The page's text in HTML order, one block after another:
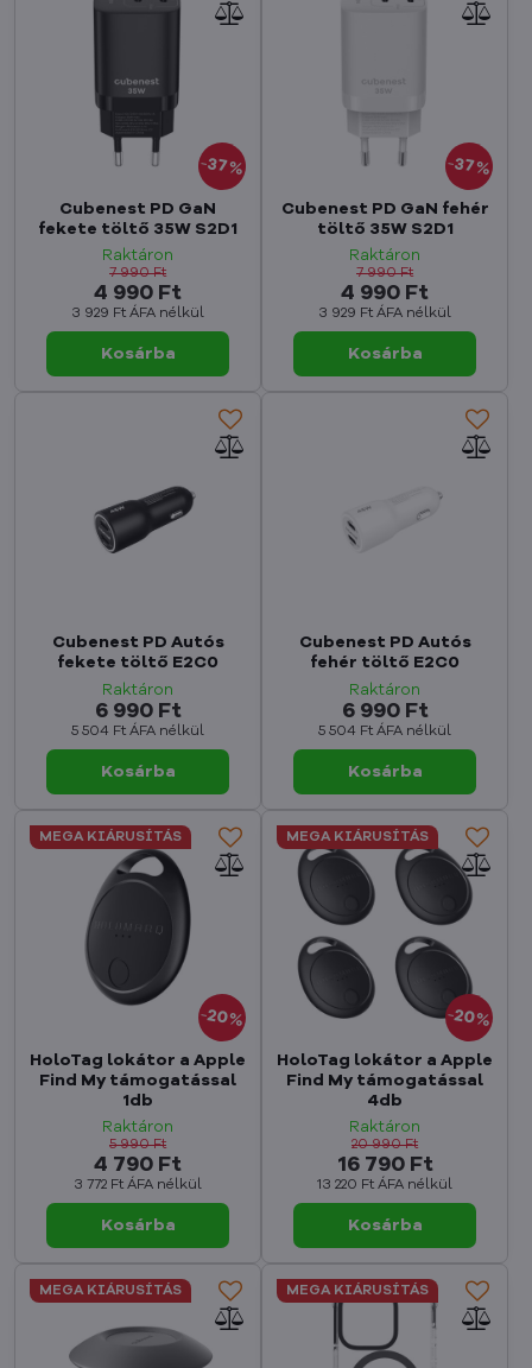
37%
Cubenest PD GaN
fekete töltő 35W S2D1
Raktáron
4 990 Ft
3 929 Ft ÁFA nélkül
7 990 Ft
Kosárba
37%
Cubenest PD GaN fehér
töltő 35W S2D1
Raktáron
4 990 Ft
3 929 Ft ÁFA nélkül
7 990 Ft
Kosárba
Cubenest PD Autós
fekete töltő E2C0
Raktáron
6 990 Ft
5 504 Ft ÁFA nélkül
Kosárba
Cubenest PD Autós
fehér töltő E2C0
Raktáron
6 990 Ft
5 504 Ft ÁFA nélkül
Kosárba
20%
MEGA KIÁRUSÍTÁS
HoloTag lokátor a Apple
Find My támogatással
1db
Raktáron
4 790 Ft
3 772 Ft ÁFA nélkül
5 990 Ft
Kosárba
20%
MEGA KIÁRUSÍTÁS
HoloTag lokátor a Apple
Find My támogatással
4db
Raktáron
16 790 Ft
13 220 Ft ÁFA nélkül
20 990 Ft
Kosárba
MEGA KIÁRUSÍTÁS MEGA KIÁRUSÍTÁS